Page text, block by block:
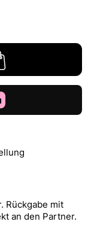
Rückgabe mit
an den Partner.